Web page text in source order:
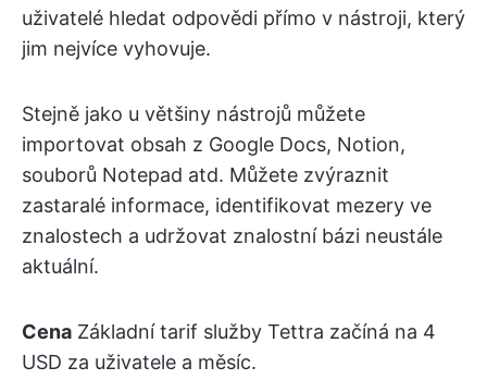
uživatelé hledat odpovědi přímo v nástroji, který
jim nejvíce vyhovuje.
Stejně jako u většiny nástrojů můžete
importovat obsah z Google Docs, Notion,
souborů Notepad atd. Můžete zvýraznit
zastaralé informace, identifikovat mezery ve
znalostech a udržovat znalostní bázi neustále
aktuální.
Cena Základní tarif služby Tettra začíná na 4
USD za uživatele a měsíc.